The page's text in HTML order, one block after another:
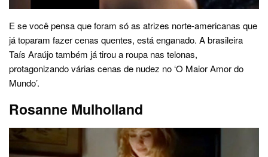
E se você pensa que foram só as atrizes norte-americanas que
já toparam fazer cenas quentes, está enganado. A brasileira
Taís Araújo também já tirou a roupa nas telonas,
protagonizando várias cenas de nudez no ‘O Maior Amor do
Mundo’.
Rosanne Mulholland